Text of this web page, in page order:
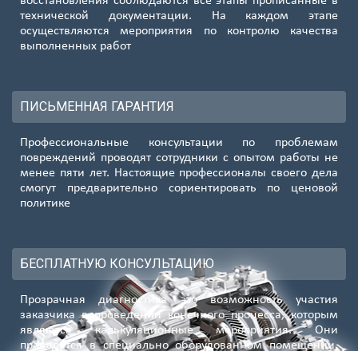
технической документации. На каждом этапе
осуществляются мероприятия по контролю качества
выполненных работ
ПИСЬМЕННАЯ ГАРАНТИЯ
Профессиональные консультации по проблемам
повреждений проводят сотрудники с опытом работы не
менее пяти лет. Настоящие профессионалы своего дела
смогут предварительно сориентировать по ценовой
политике
БЕСПЛАТНУЮ КОНСУЛЬТАЦИЮ
Прозрачная диагностика это возможность участия
заказчика в проведении конечного процесса, которым
являются калькуляционные мероприятия. Они
проводятся в специально оборудованном помещении,